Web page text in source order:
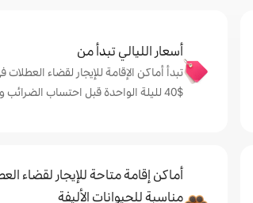
أسعار الليالي تبدأ من
تبدأ أماكن الإقامة للإيجار لقضاء
$‏40 لليلة الواحدة قبل احتساب الضرائب والرسوم
أماكن إقامة متاحة للإيجار لقضاء
مناسبة للحيوانات الأليفة